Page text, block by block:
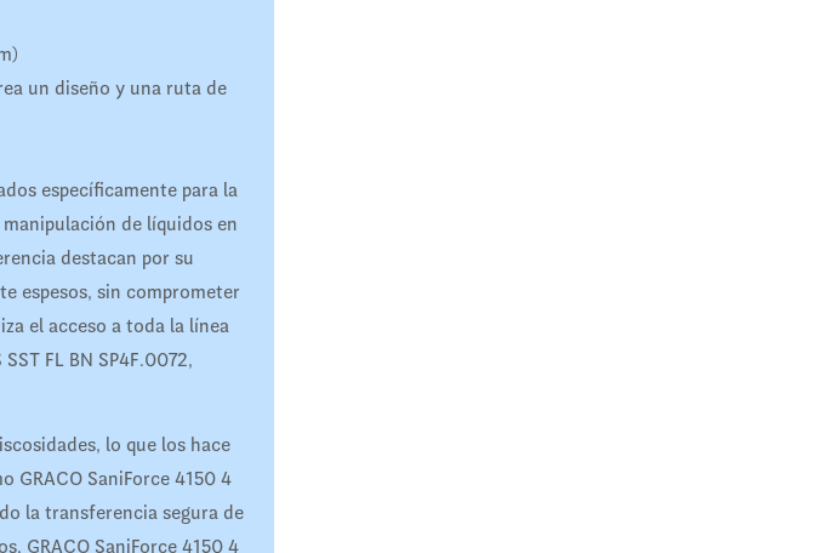
un diseño y una ruta de
específicamente para la
de líquidos en
destacan por su
espesos, sin comprometer
el acceso a toda la línea
FL BN SP4F.0072,
lo que los hace
GRACO SaniForce 4150 4
la transferencia segura de
GRACO SaniForce 4150 4